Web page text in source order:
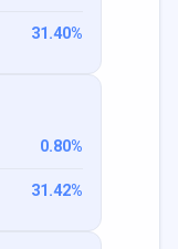
31.40%
0.80%
31.42%